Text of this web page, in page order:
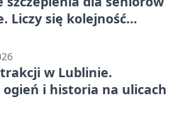
Liczy się kolejność
w Lublinie.
ogień i historia na ulicach